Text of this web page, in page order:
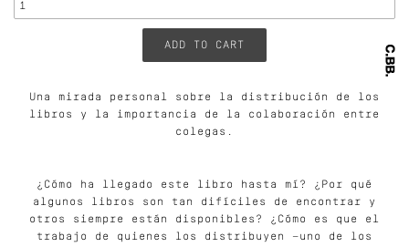
Una mirada personal sobre la distribución de los
libros y la importancia de la colaboración entre
colegas.
¿Cómo ha llegado este libro hasta mí? ¿Por qué
algunos libros son tan difíciles de encontrar y
otros siempre están disponibles? ¿Cómo es que el
trabajo de quienes los distribuyen —uno de los